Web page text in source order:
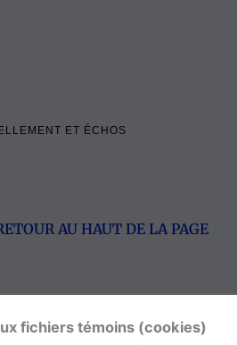
ET ÉCHOS
AU HAUT DE LA PAGE
fichiers témoins (cookies)